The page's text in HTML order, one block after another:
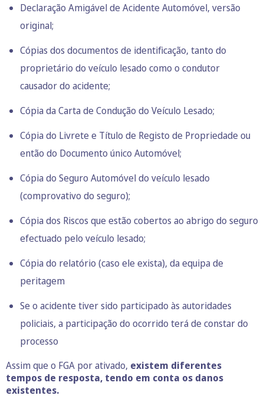
Declaração Amigável de Acidente Automóvel, versão
original;
Cópias dos documentos de identificação, tanto do
proprietário do veículo lesado como o condutor
causador do acidente;
Cópia da Carta de Condução do Veículo Lesado;
Cópia do Livrete e Título de Registo de Propriedade ou
então do Documento único Automóvel;
Cópia do Seguro Automóvel do veículo lesado
(comprovativo do seguro);
Cópia dos Riscos que estão cobertos ao abrigo do seguro
efectuado pelo veículo lesado;
Cópia do relatório (caso ele exista), da equipa de
peritagem
Se o acidente tiver sido participado às autoridades
policiais, a participação do ocorrido terá de constar do
processo
Assim que o FGA por ativado, existem diferentes
tempos de resposta, tendo em conta os danos
existentes.